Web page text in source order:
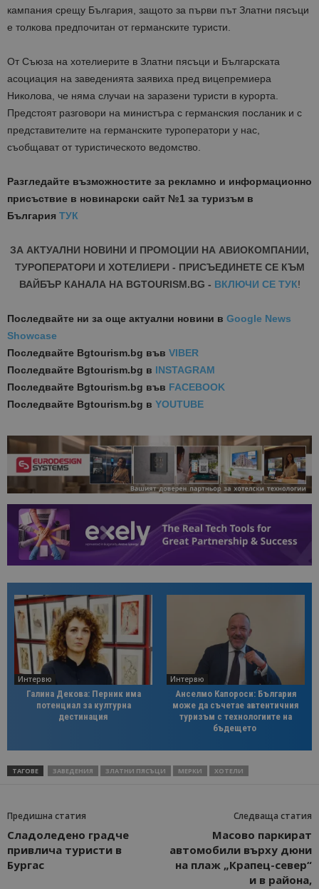
кампания срещу България, защото за първи път Златни пясъци
е толкова предпочитан от германските туристи.
От Съюза на хотелиерите в Златни пясъци и Българската
асоциация на заведенията заявиха пред вицепремиера
Николова, че няма случаи на заразени туристи в курорта.
Предстоят разговори на министъра с германския посланик и с
представителите на германските туроператори у нас,
съобщават от туристическото ведомство.
Разгледайте възможностите за рекламно и информационно
присъствие в новинарски сайт №1 за туризъм в
България ТУК
ЗА АКТУАЛНИ НОВИНИ И ПРОМОЦИИ НА АВИОКОМПАНИИ,
ТУРОПЕРАТОРИ И ХОТЕЛИЕРИ - ПРИСЪЕДИНЕТЕ СЕ КЪМ
ВАЙБЪР КАНАЛА НА BGTOURISM.BG - ВКЛЮЧИ СЕ ТУК!
Последвайте ни за още актуални новини в Google News
Showcase
Последвайте Bgtourism.bg във VIBER
Последвайте Bgtourism.bg в INSTAGRAM
Последвайте Bgtourism.bg във FACEBOOK
Последвайте Bgtourism.bg в YOUTUBE
Интервю
Галина Декова: Перник има
потенциал за културна
дестинация
Интервю
Анселмо Капороси: България
може да съчетае автентичния
туризъм с технологиите на
бъдещето
ТАГОВЕ ЗАВЕДЕНИЯ ЗЛАТНИ ПЯСЪЦИ МЕРКИ ХОТЕЛИ
Предишна статия
Сладоледено градче
привлича туристи в
Бургас
Следваща статия
Масово паркират
автомобили върху дюни
на плаж „Крапец-север“
и в района,